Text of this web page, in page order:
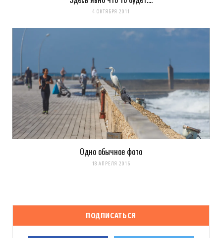
4 ОКТЯБРЯ 2011
Одно обычное фото
18 АПРЕЛЯ 2016
ПОДПИСАТЬСЯ